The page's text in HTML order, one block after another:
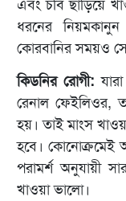
এবং চর্বি ছাড়িয়ে
ধরনের
কোরবানির সময়ও
কিডনির রোগী:
রেনাল ফেইলিওর,
হয়। তাই মাংস
হবে। কোনোক্রমেই
পরামর্শ অনুযায়ী
খাওয়া ভালো।